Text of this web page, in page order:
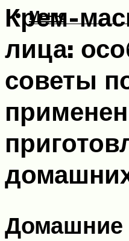
Меню
Крем-
лица:
советы
Домашние